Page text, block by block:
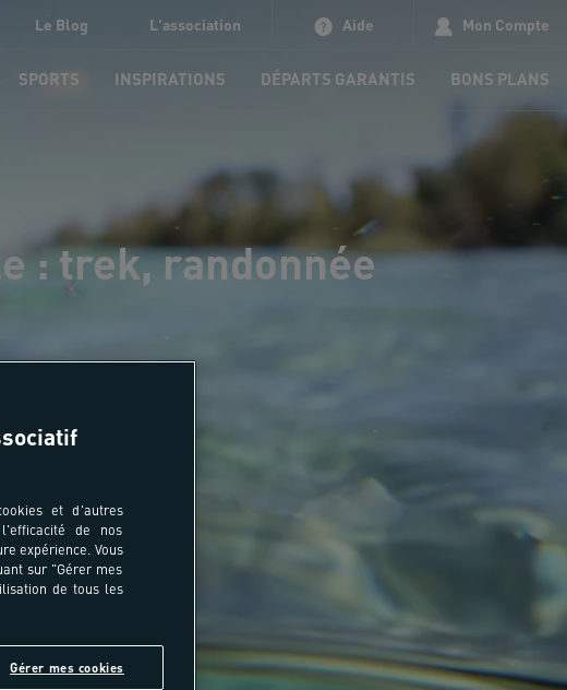
Le Blog L'association Aide Mon Compte
SPORTS INSPIRATIONS DÉPARTS GARANTIS BONS PLANS
: trek, randonnée
et d'autres
de nos
expérience. Vous
sur "Gérer mes
de tous les
Gérer mes cookies